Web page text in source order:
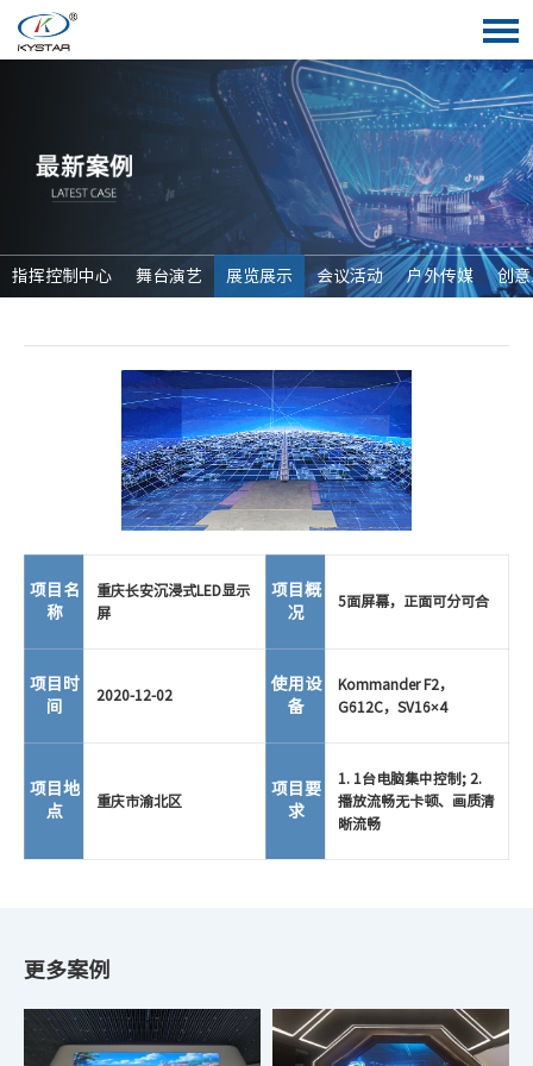
指挥控制中心 舞台演艺 展览展示 会议活动 户外传媒 创
项目名
称
重庆长安沉浸式LED显示
屏
项目概
况
5面屏幕，正面可分可合
项目时
间
2020-12-02
使用设
备
Kommander F2，
G612C，SV16×4
项目地
点
重庆市渝北区
项目要
求
1. 1台电脑集中控制; 2.
播放流畅无卡顿、画质清
晰流畅
更多案例